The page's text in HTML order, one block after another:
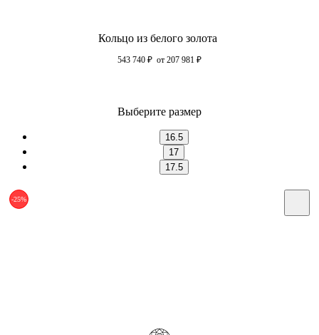
Кольцо из белого золота
543 740 ₽ от 207 981 ₽
Выберите размер
16.5
17
17.5
-25%